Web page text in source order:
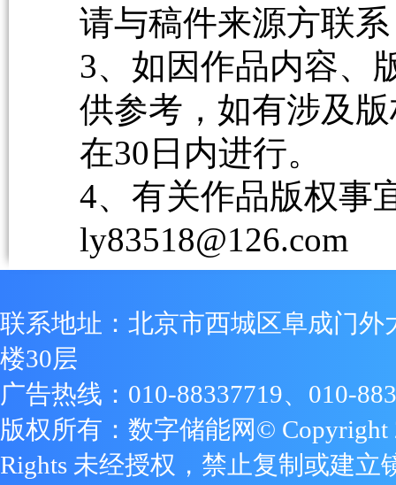
请与稿件来源方联
3、如因作品内容、
供参考，如有涉及
在30日内进行。
4、有关作品版权事
ly83518@126.com
联系地址：北京市西城区阜成门外
楼30层
广告热线：010-88337719、010-
版权所有：数字储能网© Copyright
Rights 未经授权，禁止复制或建立